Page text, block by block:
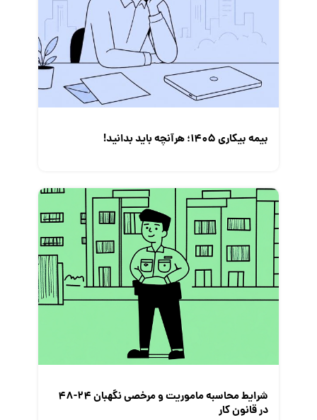
مصاحبه شغلی
معرفی شرکت ها
معرفی متخصصان منابع انسانی
معرفی مشاغل
نمایشگاه کار
بیمه بیکاری ۱۴۰۵؛ هرآنچه باید بدانید!
شرایط محاسبه ماموریت و مرخصی نگهبان ۲۴-۴۸
در قانون کار